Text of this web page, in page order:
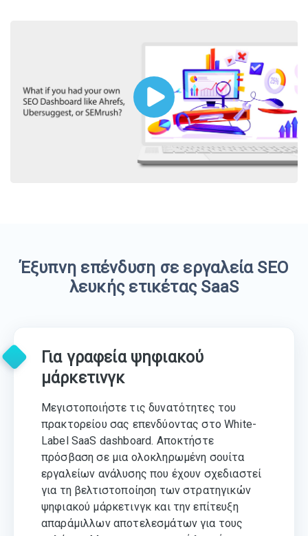
Έξυπνη επένδυση σε εργαλεία SEO
λευκής ετικέτας SaaS
Για γραφεία ψηφιακού
μάρκετινγκ
Μεγιστοποιήστε τις δυνατότητες του
πρακτορείου σας επενδύοντας στο White-
Label SaaS dashboard. Αποκτήστε
πρόσβαση σε μια ολοκληρωμένη σουίτα
εργαλείων ανάλυσης που έχουν σχεδιαστεί
για τη βελτιστοποίηση των στρατηγικών
ψηφιακού μάρκετινγκ και την επίτευξη
απαράμιλλων αποτελεσμάτων για τους